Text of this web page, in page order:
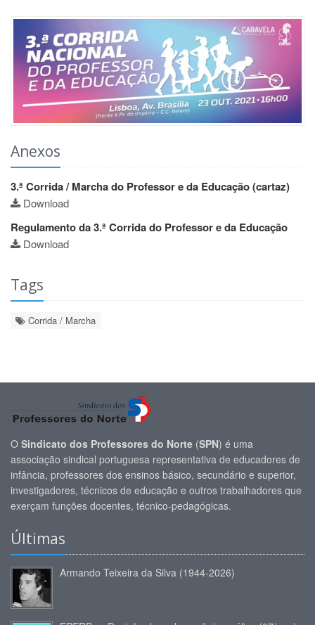
Anexos
3.ª Corrida / Marcha do Professor e da Educação (cartaz)
Download
Regulamento da 3.ª Corrida do Professor e da Educação
Download
Tags
Corrida / Marcha
O Sindicato dos Professores do Norte (SPN) é uma
associação sindical portuguesa representativa de educadores de
infância, professores dos ensinos básico, secundário e superior,
investigadores, técnicos de educação e outros trabalhadores que
exerçam funções docentes, técnico-pedagógicas.
Últimas
Armando Teixeira da Silva (1944-2026)